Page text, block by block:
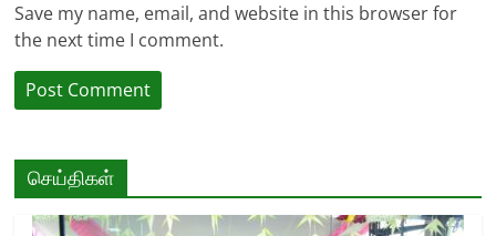
Save my name, email, and website in this browser for
the next time I comment.
செய்திகள்